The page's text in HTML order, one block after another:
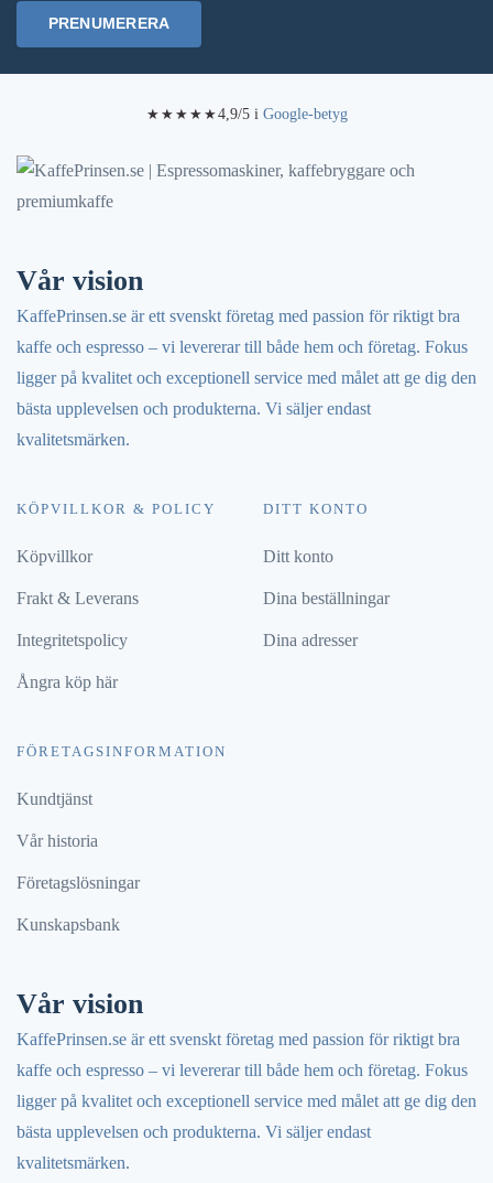
PRENUMERERA
★★★★★4,9/5 i Google-betyg
Vår vision
KaffePrinsen.se är ett svenskt företag med passion för riktigt bra
kaffe och espresso – vi levererar till både hem och företag. Fokus
ligger på kvalitet och exceptionell service med målet att ge dig den
bästa upplevelsen och produkterna. Vi säljer endast
kvalitetsmärken.
KÖPVILLKOR & POLICY
Köpvillkor
Frakt & Leverans
Integritetspolicy
Ångra köp här
DITT KONTO
Ditt konto
Dina beställningar
Dina adresser
FÖRETAGSINFORMATION
Kundtjänst
Vår historia
Företagslösningar
Kunskapsbank
Vår vision
KaffePrinsen.se är ett svenskt företag med passion för riktigt bra
kaffe och espresso – vi levererar till både hem och företag. Fokus
ligger på kvalitet och exceptionell service med målet att ge dig den
bästa upplevelsen och produkterna. Vi säljer endast
kvalitetsmärken.